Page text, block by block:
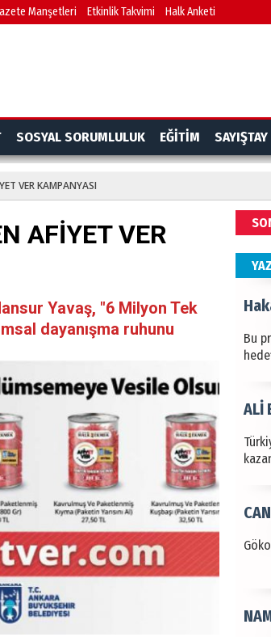
Manşetleri Etkinlik Takvimi Halk Anketi
SOSYAL SORUMLULUK EĞİTİM SAYIŞTAY
VER KAMPANYASI
AFİYET VER
Yavaş, "6 Milyon Tek
dayanışma ruhunu
Bu
ALİ